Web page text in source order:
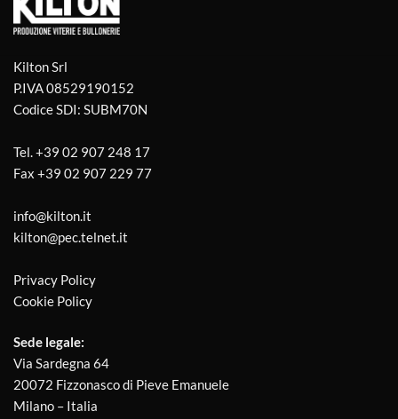
Kilton Srl
P.IVA 08529190152
Codice SDI: SUBM70N
Tel. +39 02 907 248 17
Fax +39 02 907 229 77
info@kilton.it
kilton@pec.telnet.it
Privacy Policy
Cookie Policy
Sede legale:
Via Sardegna 64
20072 Fizzonasco di Pieve Emanuele
Milano – Italia